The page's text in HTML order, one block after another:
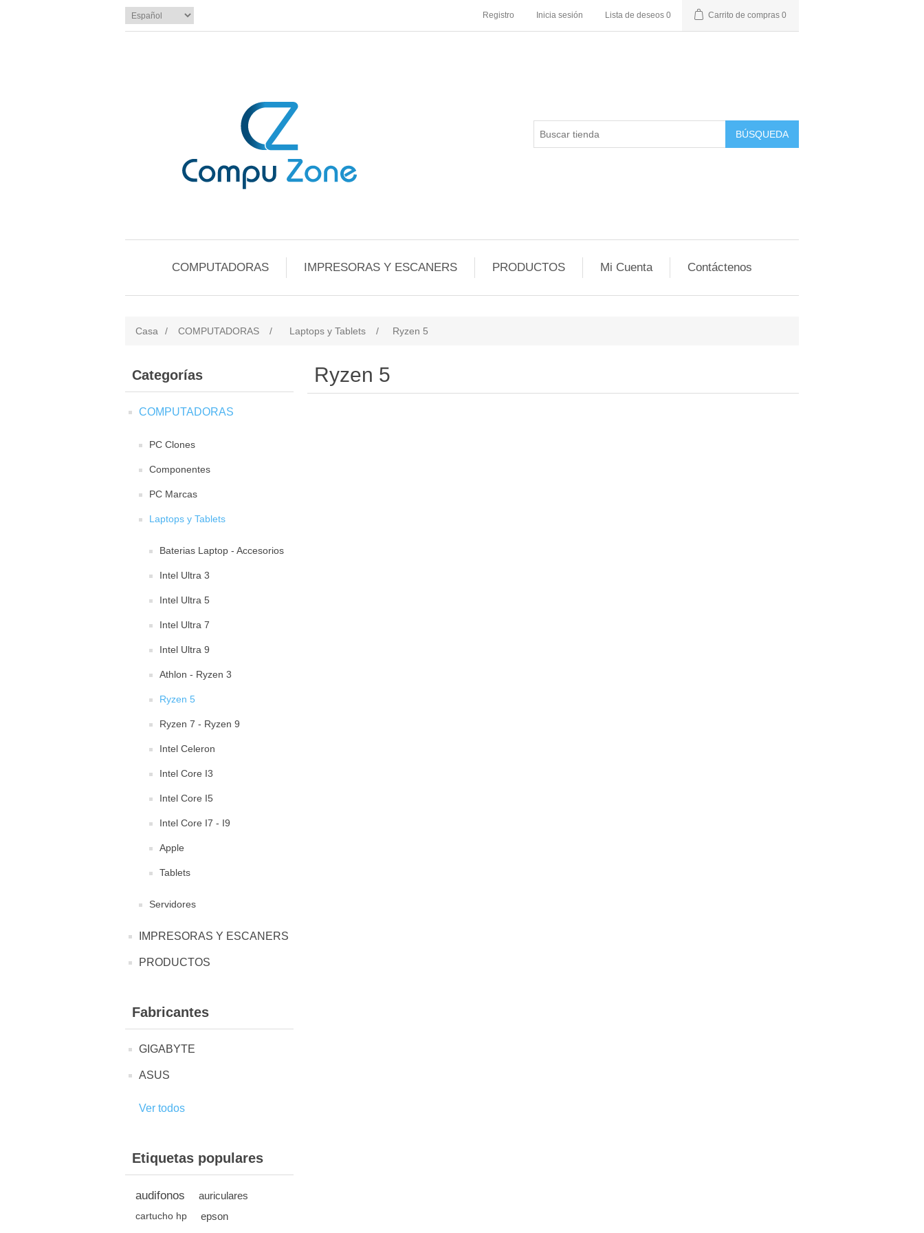
Registro Inicia sesión Lista de deseos 0 Carrito de compras 0
BÚSQUEDA
COMPUTADORAS IMPRESORAS Y ESCANERS PRODUCTOS Mi Cuenta Contáctenos
Casa / COMPUTADORAS / Laptops y Tablets / Ryzen 5
Categorías
COMPUTADORAS
PC Clones
Componentes
PC Marcas
Laptops y Tablets
Baterias Laptop - Accesorios
Intel Ultra 3
Intel Ultra 5
Intel Ultra 7
Intel Ultra 9
Athlon - Ryzen 3
Ryzen 5
Ryzen 7 - Ryzen 9
Intel Celeron
Intel Core I3
Intel Core I5
Intel Core I7 - I9
Apple
Tablets
Servidores
IMPRESORAS Y ESCANERS
PRODUCTOS
Fabricantes
GIGABYTE
ASUS
Ver todos
Etiquetas populares
audifonos auriculares
cartucho hp epson
Ryzen 5